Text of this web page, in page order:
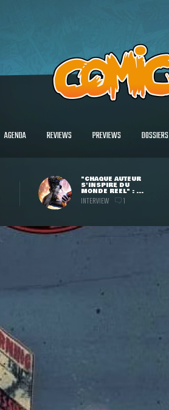
AGENDA REVIEWS PREVIEWS DOSSIERS
"CHAQUE AUTEUR
S'INSPIRE DU
MONDE RÉEL" : ...
INTERVIEW 1